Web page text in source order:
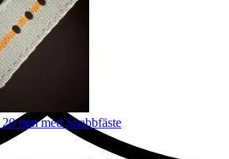
får din vara
mm med Snabbfäste